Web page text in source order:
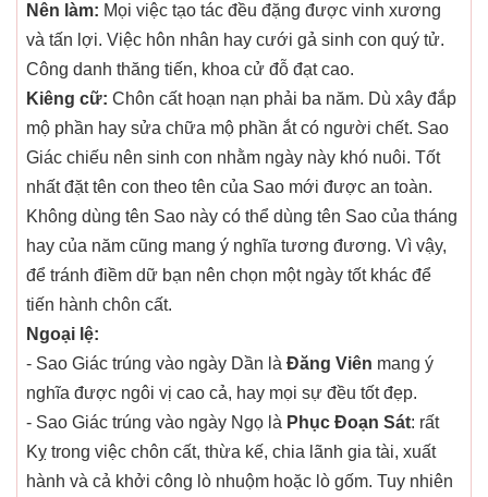
Nên làm: Mọi việc tạo tác đều đặng được vinh xương
và tấn lợi. Việc hôn nhân hay cưới gả sinh con quý tử.
Công danh thăng tiến, khoa cử đỗ đạt cao.
Kiêng cữ: Chôn cất hoạn nạn phải ba năm. Dù xây đắp
mộ phần hay sửa chữa mộ phần ắt có người chết. Sao
Giác chiếu nên sinh con nhằm ngày này khó nuôi. Tốt
nhất đặt tên con theo tên của Sao mới được an toàn.
Không dùng tên Sao này có thể dùng tên Sao của tháng
hay của năm cũng mang ý nghĩa tương đương. Vì vậy,
để tránh điềm dữ bạn nên chọn một ngày tốt khác để
tiến hành chôn cất.
Ngoại lệ:
- Sao Giác trúng vào ngày Dần là Đăng Viên mang ý
nghĩa được ngôi vị cao cả, hay mọi sự đều tốt đẹp.
- Sao Giác trúng vào ngày Ngọ là Phục Đoạn Sát: rất
Kỵ trong việc chôn cất, thừa kế, chia lãnh gia tài, xuất
hành và cả khởi công lò nhuộm hoặc lò gốm. Tuy nhiên